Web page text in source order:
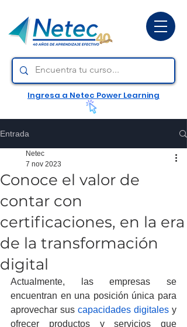
Ingresa a Netec Power Learning
Entrada
Conoce el valor de
contar con
certificaciones, en la era
de la transformación
digital
Netec
7 nov 2023
Actualmente, las empresas se
encuentran en una posición única para
aprovechar sus capacidades digitales y
ofrecer productos y servicios que